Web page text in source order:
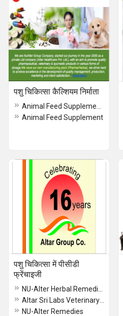
पशु चिकित्सा कैल्शियम निर्माता
Animal Feed Supplement
पशु चिकित्सा में पीसीडी
फ्रेंचाइजी
NU-Alter Remedies